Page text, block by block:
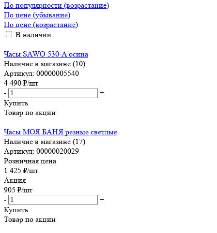
По популярности (возрастание)
По цене (убывание)
По цене (возрастание)
В наличии
Часы SAWO 530-A осина
Наличие в магазине (10)
Артикул: 00000005540
4 490 ₽/шт
-
+
Купить
Товар по акции
Часы МОЯ БАНЯ резные светлые
Наличие в магазине (17)
Артикул: 00000020029
Розничная цена
1 425 ₽/шт
Акция
905 ₽/шт
-
+
Купить
Товар по акции